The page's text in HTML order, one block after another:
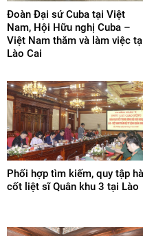
Đoàn Đại sứ Cuba tại Việt
Nam, Hội Hữu nghị Cuba –
Việt Nam thăm và làm việc
Lào Cai
Phối hợp tìm kiếm, quy tập
cốt liệt sĩ Quân khu 3 tại Lào